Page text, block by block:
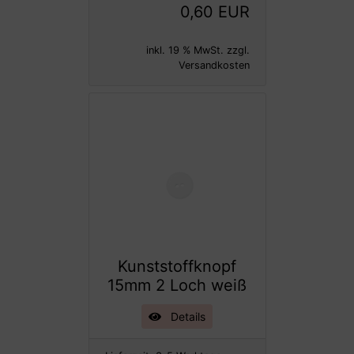
0,60 EUR
inkl. 19 % MwSt. zzgl.
Versandkosten
Kunststoffknopf
15mm 2 Loch weiß
Details